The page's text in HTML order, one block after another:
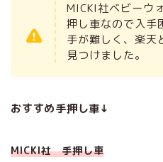
MICKI社ベビーウ
押し車なので入手
手が難しく、楽
見つけました。
おすすめ手押し車↓
MICKI社 手押し車